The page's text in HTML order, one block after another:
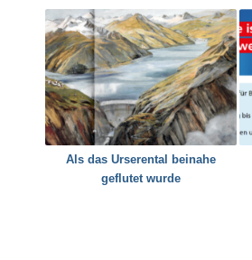
Als das Urserental beinahe
geflutet wurde